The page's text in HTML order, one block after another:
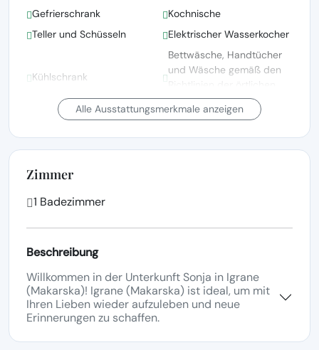
Gefrierschrank
Kochnische
Teller und Schüsseln
Elektrischer Wasserkocher
Kühlschrank
Bettwäsche, Handtücher
und Wäsche gemäß den
Behörden gewaschen
Bettwäsche vorhanden
Fernsehen
Grillen
Haus mit Meerblick
Alle Ausstattungsmerkmale anzeigen
Zimmer
1 Badezimmer
Beschreibung
Willkommen in der Unterkunft Sonja in Igrane
(Makarska)! Igrane (Makarska) ist ideal, um mit
Ihren Lieben wieder aufzuleben und neue
Erinnerungen zu schaffen.